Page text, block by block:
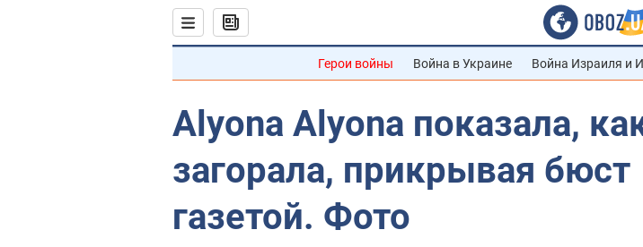
Герои войны Война в Украине Война Израиля и
Alyona Alyona показала,
загорала, прикрывая бюст
газетой. Фото